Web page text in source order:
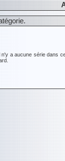
n'y a aucune série dans